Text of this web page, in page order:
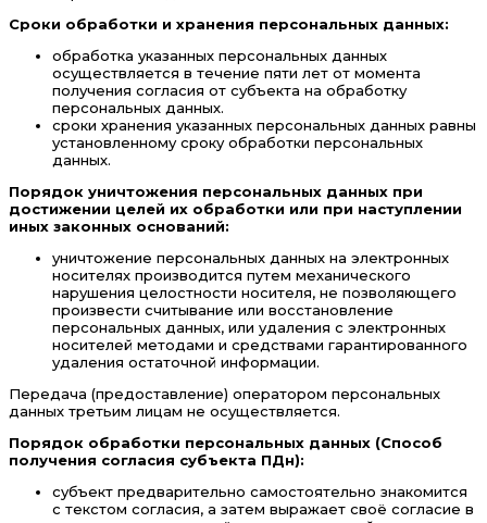
Сроки обработки и хранения персональных данных:
обработка указанных персональных данных
осуществляется в течение пяти лет от момента
получения согласия от субъекта на обработку
персональных данных.
сроки хранения указанных персональных данных равны
установленному сроку обработки персональных
данных.
Порядок уничтожения персональных данных при
достижении целей их обработки или при наступлении
иных законных оснований:
уничтожение персональных данных на электронных
носителях производится путем механического
нарушения целостности носителя, не позволяющего
произвести считывание или восстановление
персональных данных, или удаления с электронных
носителей методами и средствами гарантированного
удаления остаточной информации.
Передача (предоставление) оператором персональных
данных третьим лицам не осуществляется.
Порядок обработки персональных данных (Способ
получения согласия субъекта ПДн):
субъект предварительно самостоятельно знакомится
с текстом согласия, а затем выражает своё согласие в